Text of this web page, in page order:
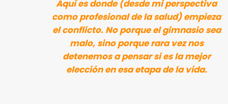
Aquí es donde (desde mi perspectiva
como profesional de la salud) empieza
el conflicto. No porque el gimnasio sea
malo, sino porque rara vez nos
detenemos a pensar si es la mejor
elección en esa etapa de la vida.